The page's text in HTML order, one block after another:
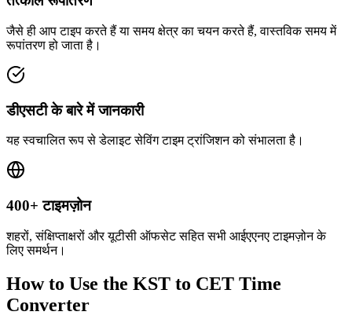
जैसे ही आप टाइप करते हैं या समय क्षेत्र का चयन करते हैं, वास्तविक समय में
रूपांतरण हो जाता है।
डीएसटी के बारे में जानकारी
यह स्वचालित रूप से डेलाइट सेविंग टाइम ट्रांजिशन को संभालता है।
400+ टाइमज़ोन
शहरों, संक्षिप्ताक्षरों और यूटीसी ऑफसेट सहित सभी आईएएनए टाइमज़ोन के
लिए समर्थन।
How to Use the KST to CET Time
Converter